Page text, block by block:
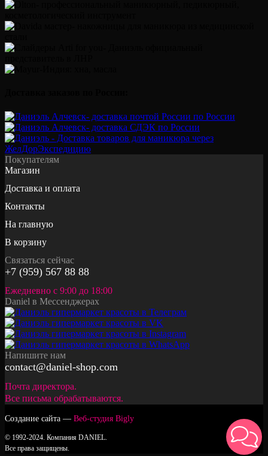
Покупателям
Магазин
Доставка и оплата
Контакты
На главную
В корзину
Связаться сейчас
+7 (959) 567 88 88
Ежедневно с 9:00 до 18:00
Daniel в Мессенджерах
Напишите нам
contact@daniel-shop.com
Почта директора.
Все письма обрабатываются.
Создание сайта — Веб-студия Bigly
© 1992-2024. Компания DANIEL.
Все права защищены.